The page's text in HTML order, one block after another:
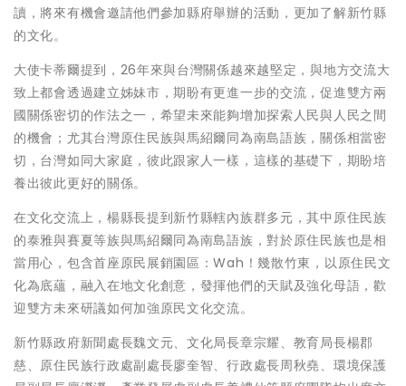
讀，將來有機會邀請他們參加縣府舉辦的活動，更加了解新竹縣
的文化。
大使卡蒂爾提到，26年來與台灣關係越來越堅定，與地方交流大
致上都會透過建立姊妹市，期盼有更進一步的交流，促進雙方兩
國關係密切的作法之一，希望未來能夠增加探索人民與人民之間
的機會；尤其台灣原住民族與馬紹爾同為南島語族，關係相當密
切，台灣如同大家庭，彼此跟家人一樣，這樣的基礎下，期盼培
養出彼此更好的關係。
在文化交流上，楊縣長提到新竹縣轄內族群多元，其中原住民族
的泰雅與賽夏等族與馬紹爾同為南島語族，對於原住民族也是相
當用心，包含首座原民展銷園區：Wah！幾散竹東，以原住民文
化為底蘊，融入在地文化創意，發揮他們的天賦及強化母語，歡
迎雙方未來研議如何加強原民文化交流。
新竹縣政府新聞處長魏文元、文化局長章宗耀、教育局長楊郡
慈、原住民族行政處副處長廖奎智、行政處長周秋堯、環境保護